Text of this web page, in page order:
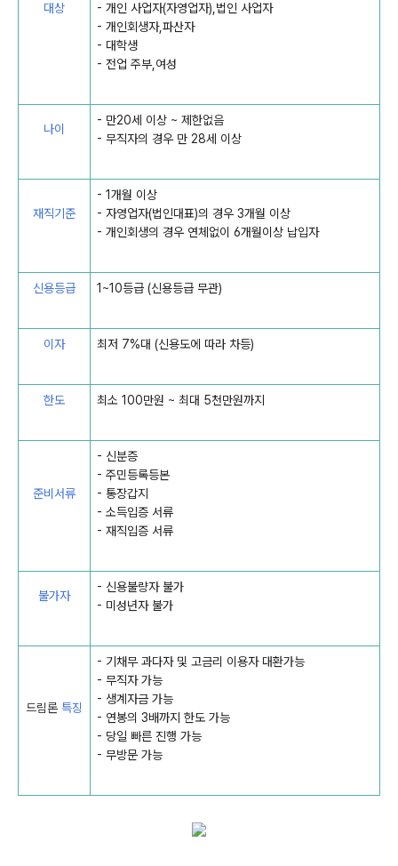
대상
- 개인 사업자(자영업자),법인 사업자
- 개인회생자,파산자
- 대학생
- 전업 주부,여성
나이
- 만20세 이상 ~ 제한없음
- 무직자의 경우 만 28세 이상
재직기준
- 1개월 이상
- 자영업자(법인대표)의 경우 3개월 이상
- 개인회생의 경우 연체없이 6개월이상 납입자
신용등급 1~10등급 (신용등급 무관)
이자 최저 7%대 (신용도에 따라 차등)
한도 최소 100만원 ~ 최대 5천만원까지
준비서류
- 신분증
- 주민등록등본
- 통장갑지
- 소득입증 서류
- 재직입증 서류
불가자
- 신용불량자 불가
- 미성년자 불가
드림론 특징
- 기채무 과다자 및 고금리 이용자 대환가능
- 무직자 가능
- 생계자금 가능
- 연봉의 3배까지 한도 가능
- 당일 빠른 진행 가능
- 무방문 가능